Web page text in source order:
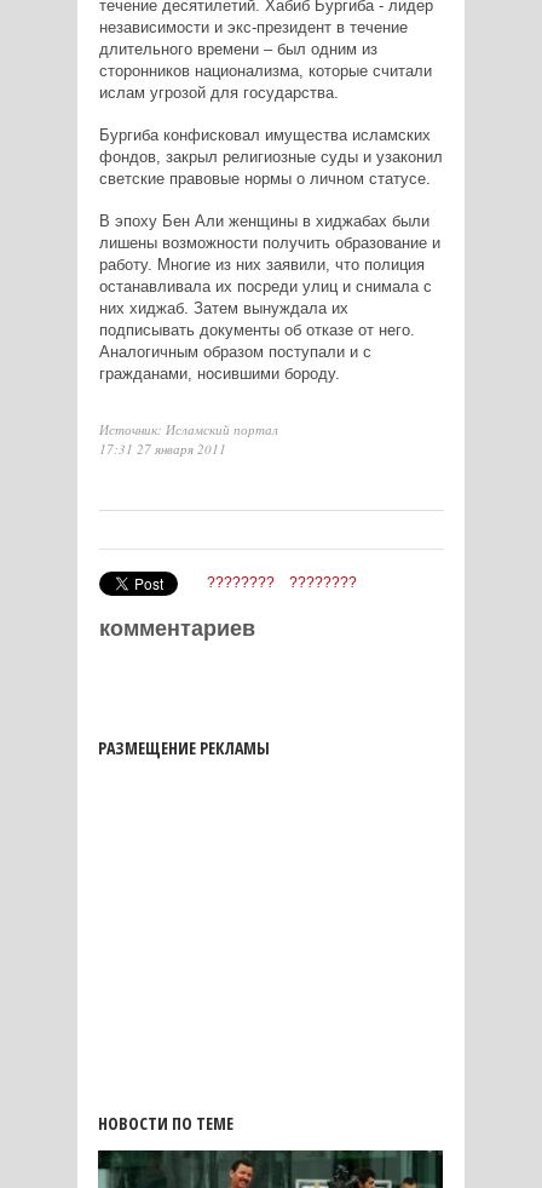
течение десятилетий. Хабиб Бургиба - лидер
независимости и экс-президент в течение
длительного времени – был одним из
сторонников национализма, которые считали
ислам угрозой для государства.
Бургиба конфисковал имущества исламских
фондов, закрыл религиозные суды и узаконил
светские правовые нормы о личном статусе.
В эпоху Бен Али женщины в хиджабах были
лишены возможности получить образование и
работу. Многие из них заявили, что полиция
останавливала их посреди улиц и снимала с
них хиджаб. Затем вынуждала их
подписывать документы об отказе от него.
Аналогичным образом поступали и с
гражданами, носившими бороду.
Источник: Исламский портал
17:31 27 января 2011
???????? ????????
комментариев
РАЗМЕЩЕНИЕ РЕКЛАМЫ
НОВОСТИ ПО ТЕМЕ